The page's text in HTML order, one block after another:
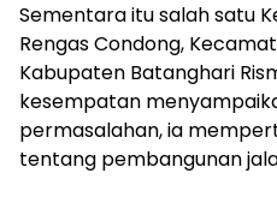
Sementara itu salah satu
Rengas Condong,
Kabupaten Batanghari
kesempatan
permasalahan, ia
tentang pembangunan